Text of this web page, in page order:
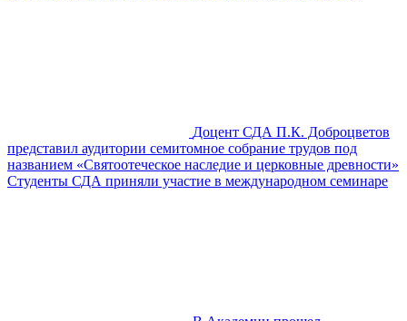
Доцент СДА П.К. Доброцветов
представил аудитории семитомное собрание трудов под
названием «Святоотеческое наследие и церковные древности»
Студенты СДА приняли участие в международном семинаре